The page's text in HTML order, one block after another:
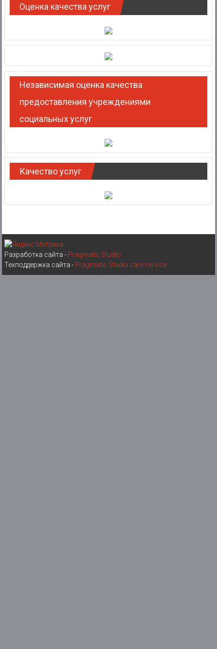
Оценка качества услуг
Независимая оценка качества
предоставления учреждениями
социальных услуг
Качество услуг
Разработка сайта - Pragmatic Studio
Техподдержка сайта - Pragmatic Studio care service